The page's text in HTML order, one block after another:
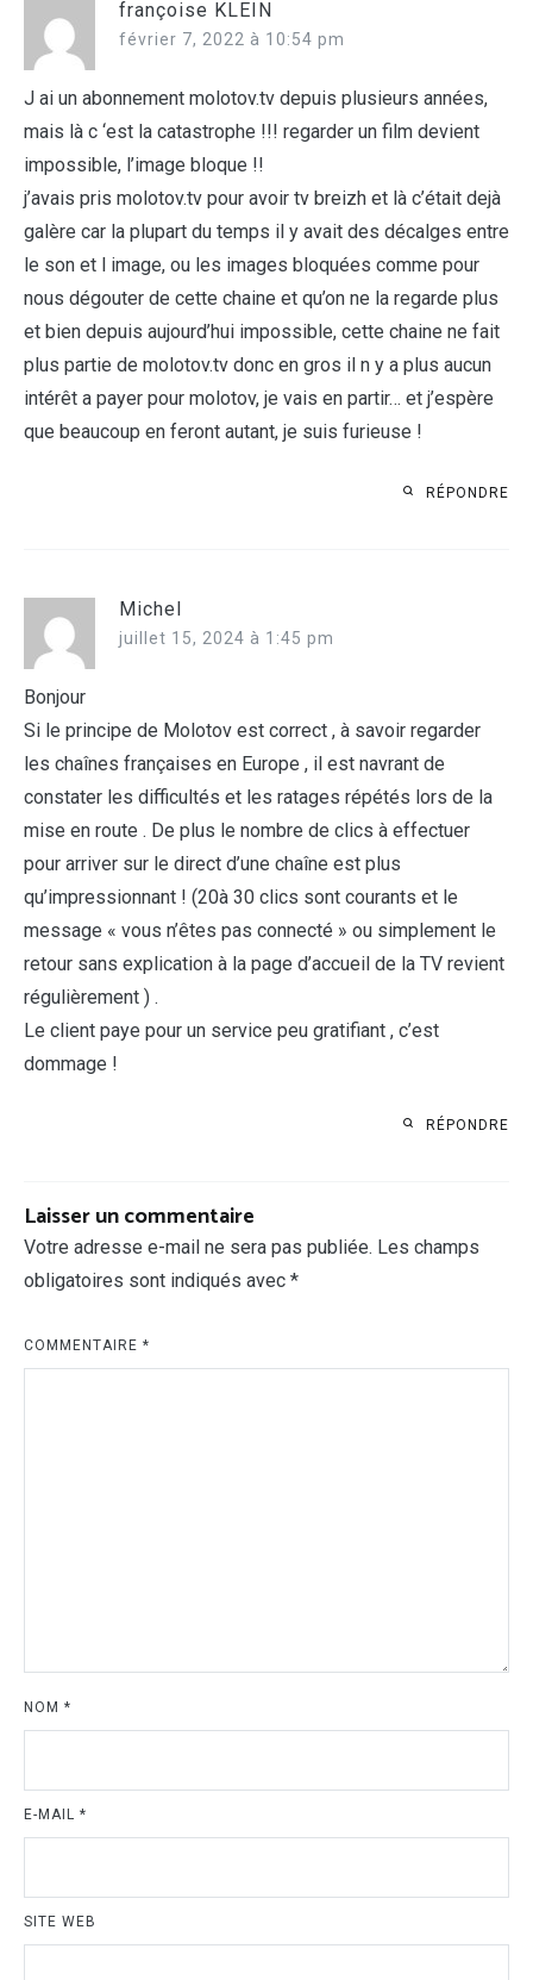
françoise KLEIN
février 7, 2022 à 10:54 pm
J ai un abonnement molotov.tv depuis plusieurs années,
mais là c ‘est la catastrophe !!! regarder un film devient
impossible, l’image bloque !!
j’avais pris molotov.tv pour avoir tv breizh et là c’était dejà
galère car la plupart du temps il y avait des décalges entre
le son et l image, ou les images bloquées comme pour
nous dégouter de cette chaine et qu’on ne la regarde plus
et bien depuis aujourd’hui impossible, cette chaine ne fait
plus partie de molotov.tv donc en gros il n y a plus aucun
intérêt a payer pour molotov, je vais en partir… et j’espère
que beaucoup en feront autant, je suis furieuse !
RÉPONDRE
Michel
juillet 15, 2024 à 1:45 pm
Bonjour
Si le principe de Molotov est correct , à savoir regarder
les chaînes françaises en Europe , il est navrant de
constater les difficultés et les ratages répétés lors de la
mise en route . De plus le nombre de clics à effectuer
pour arriver sur le direct d’une chaîne est plus
qu’impressionnant ! (20à 30 clics sont courants et le
message « vous n’êtes pas connecté » ou simplement le
retour sans explication à la page d’accueil de la TV revient
régulièrement ) .
Le client paye pour un service peu gratifiant , c’est
dommage !
RÉPONDRE
Laisser un commentaire
Votre adresse e-mail ne sera pas publiée. Les champs
obligatoires sont indiqués avec *
COMMENTAIRE *
NOM *
E-MAIL *
SITE WEB